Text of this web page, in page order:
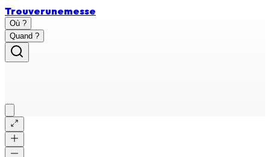
Trouverunemesse
Où ?
Quand ?